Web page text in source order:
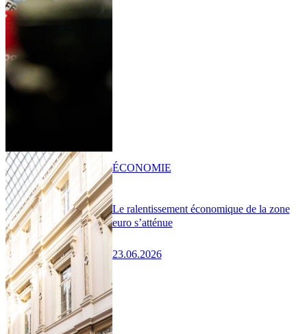
Le ralentissement économique de la zone
euro s’atténue
23.06.2026
ÉCONOMIE